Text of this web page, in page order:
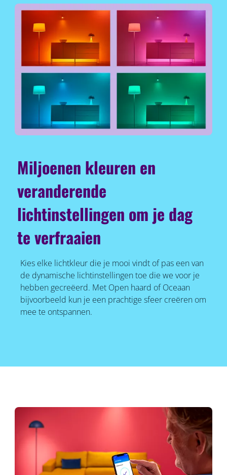
Miljoenen kleuren en
veranderende
lichtinstellingen om je dag
te verfraaien
Kies elke lichtkleur die je mooi vindt of pas een van
de dynamische lichtinstellingen toe die we voor je
hebben gecreëerd. Met Open haard of Oceaan
bijvoorbeeld kun je een prachtige sfeer creëren om
mee te ontspannen.